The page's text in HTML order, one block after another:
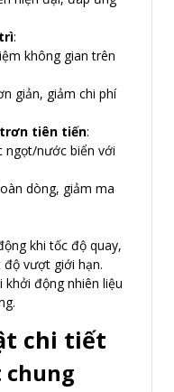
:
không gian trên
giản, giảm chi phí
tiên tiến:
ngọt/nước biển với
dòng, giảm ma
khi tốc độ quay,
vượt giới hạn.
khởi động nhiên liệu
chi tiết
chung